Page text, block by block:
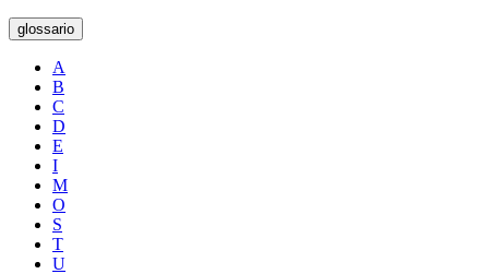
glossario
A
B
C
D
E
I
M
O
S
T
U